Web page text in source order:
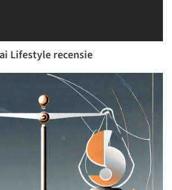
Lifestyle recensie